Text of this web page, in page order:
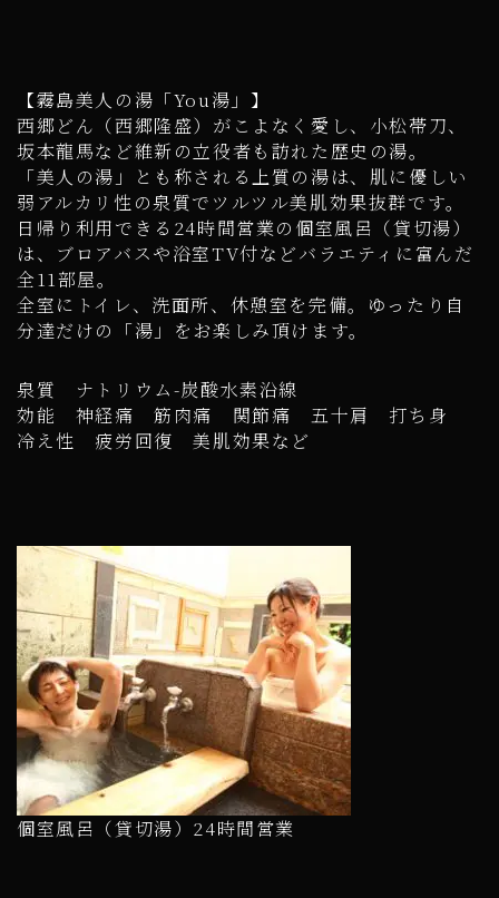
【霧島美人の湯「You湯」】
西郷どん（西郷隆盛）がこよなく愛し、小松帯刀、
坂本龍馬など維新の立役者も訪れた歴史の湯。
「美人の湯」とも称される上質の湯は、肌に優しい
弱アルカリ性の泉質でツルツル美肌効果抜群です。
日帰り利用できる24時間営業の個室風呂（貸切湯）
は、ブロアバスや浴室TV付などバラエティに富んだ
全11部屋。
全室にトイレ、洗面所、休憩室を完備。ゆったり自
分達だけの「湯」をお楽しみ頂けます。
泉質 ナトリウム-炭酸水素沿線
効能 神経痛 筋肉痛 関節痛 五十肩 打ち身
冷え性 疲労回復 美肌効果など
個室風呂（貸切湯）24時間営業